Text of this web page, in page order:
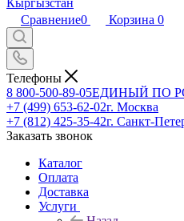
Сравнение0 Корзина 0
Телефоны
8 800-500-89-05ЕДИНЫЙ ПО
+7 (499) 653-62-02г. Москва
+7 (812) 425-35-42г. Санкт-
Заказать звонок
Каталог
Оплата
Доставка
Услуги